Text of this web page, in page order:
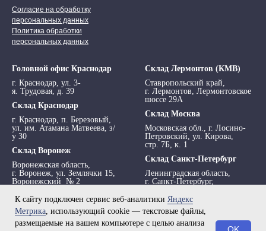
Согласие на обработку
персональных данных
Политика обработки
персональных данных
Головной офис Краснодар
г. Краснодар, ул. 3-
я. Трудовая, д. 39
Склад Краснодар
г. Краснодар, п. Березовый,
ул. им. Атамана Матвеева, з/
у 30
Склад Воронеж
Воронежская область,
г. Воронеж, ул. Землячки 15,
Воронежский № 2
Склад Лермонтов (КМВ)
Ставропольский край,
г. Лермонтов, Лермонтовское
шоссе 29А
Склад Москва
Московская обл., г. Лосино-
Петровский, ул. Кирова,
стр. 7Б, к. 1
Склад Санкт-Петербург
Ленинградская область,
г. Санкт-Петербург,
295 АТ
К сайту подключен сервис веб-аналитики Яндекс
Метрика, использующий cookie — текстовые файлы,
размещаемые на вашем компьютере с целью анализа
OK